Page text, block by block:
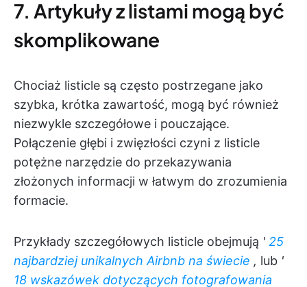
7. Artykuły z listami mogą być
skomplikowane
Chociaż listicle są często postrzegane jako
szybka, krótka zawartość, mogą być również
niezwykle szczegółowe i pouczające.
Połączenie głębi i zwięzłości czyni z listicle
potężne narzędzie do przekazywania
złożonych informacji w łatwym do zrozumienia
formacie.
Przykłady szczegółowych listicle obejmują ' 25
najbardziej unikalnych Airbnb na świecie , lub '
18 wskazówek dotyczących fotografowania